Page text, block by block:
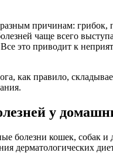
причинам:
чаще всего
это приводит к
как правило,
у
болезни кошек, собак
дерматологических